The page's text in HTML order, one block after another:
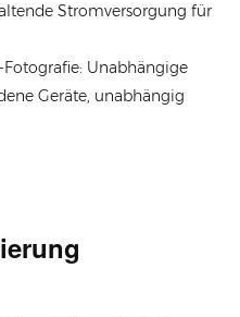
Stromversorgung für
Unabhängige
Geräte, unabhängig